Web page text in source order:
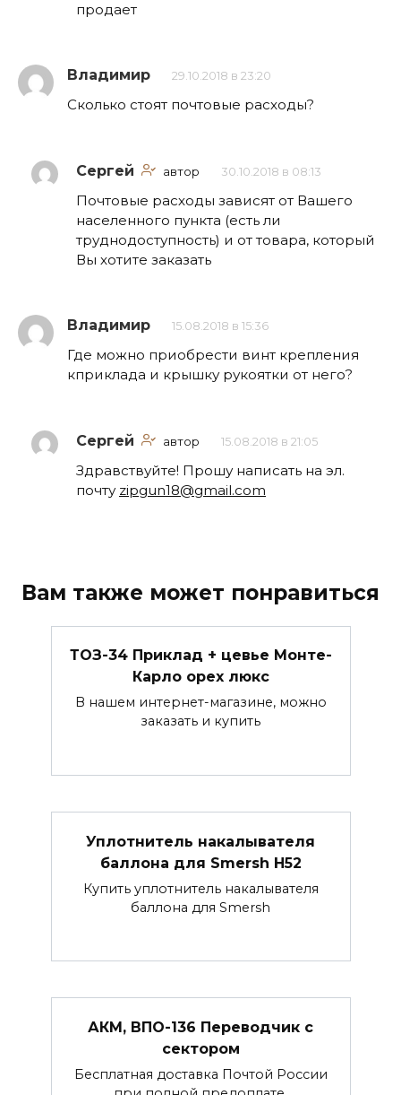
продает
Владимир 29.10.2018 в 23:20
Сколько стоят почтовые расходы?
Сергей автор 30.10.2018 в 08:13
Почтовые расходы зависят от Вашего
населенного пункта (есть ли
труднодоступность) и от товара, который
Вы хотите заказать
Владимир 15.08.2018 в 15:36
Где можно приобрести винт крепления
кприклада и крышку рукоятки от него?
Сергей автор 15.08.2018 в 21:05
Здравствуйте! Прошу написать на эл.
почту zipgun18@gmail.com
Вам также может понравиться
ТОЗ-34 Приклад + цевье Монте-
Карло орех люкс
В нашем интернет-магазине, можно
заказать и купить
Уплотнитель накалывателя
баллона для Smersh H52
Купить уплотнитель накалывателя
баллона для Smersh
АКМ, ВПО-136 Переводчик с
сектором
Бесплатная доставка Почтой России